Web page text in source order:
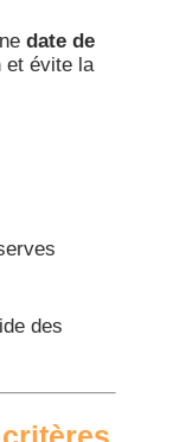
date de
évite la
des